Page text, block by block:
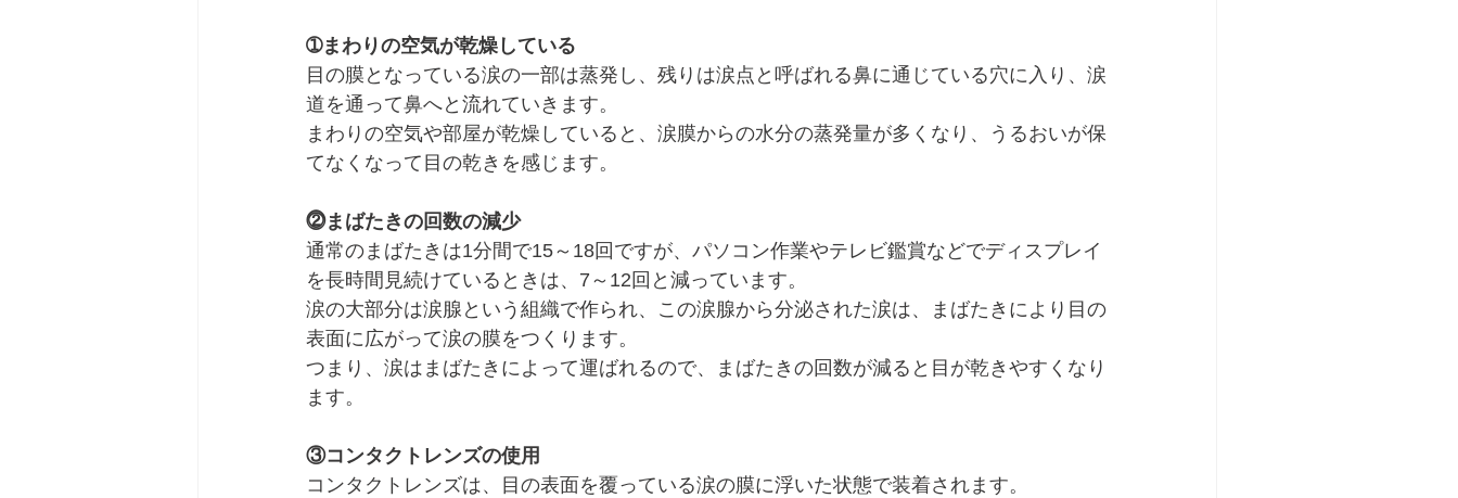
➀まわりの空気が乾燥している
目の膜となっている涙の一部は蒸発し、残りは涙点と呼ばれる鼻に通じている穴に入り、涙
道を通って鼻へと流れていきます。
まわりの空気や部屋が乾燥していると、涙膜からの水分の蒸発量が多くなり、うるおいが保
てなくなって目の乾きを感じます。
⓶まばたきの回数の減少
通常のまばたきは1分間で15～18回ですが、パソコン作業やテレビ鑑賞などでディスプレイ
を長時間見続けているときは、7～12回と減っています。
涙の大部分は涙腺という組織で作られ、この涙腺から分泌された涙は、まばたきにより目の
表面に広がって涙の膜をつくります。
つまり、涙はまばたきによって運ばれるので、まばたきの回数が減ると目が乾きやすくなり
ます。
③コンタクトレンズの使用
コンタクトレンズは、目の表面を覆っている涙の膜に浮いた状態で装着されます。